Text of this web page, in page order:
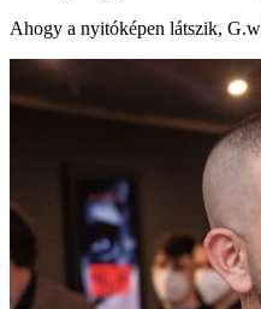
Ahogy a nyitóképen látszik,